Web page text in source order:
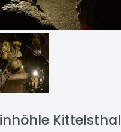
Kittelsthal